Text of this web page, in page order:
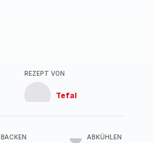
REZEPT VON
Tefal
BACKEN ABKÜHLEN